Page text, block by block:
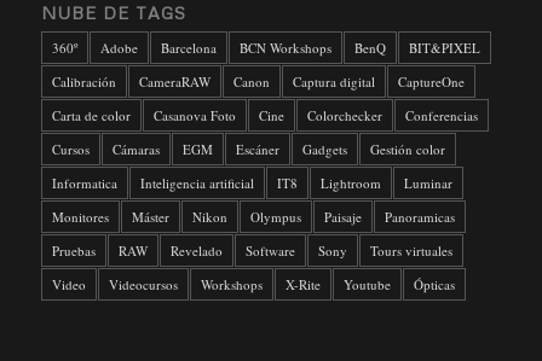
NUBE DE TAGS
360º Adobe Barcelona BCN Workshops BenQ
BIT&PIXEL
Calibración
CameraRAW Canon Captura digital
CaptureOne
Carta de color
Casanova Foto Cine Colorchecker
Conferencias
Cursos
Cámaras EGM Escáner Gadgets
Gestión color
Informatica
Inteligencia artificial IT8 Lightroom
Luminar
Monitores
Máster Nikon Olympus Paisaje
Panoramicas
Pruebas
RAW Revelado Software Sony
Tours virtuales
Video
Videocursos Workshops X-Rite Youtube Ópticas